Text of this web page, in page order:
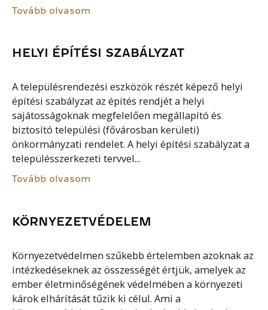
Tovább olvasom
HELYI ÉPÍTÉSI SZABÁLYZAT
A településrendezési eszközök részét képező helyi
építési szabályzat az építés rendjét a helyi
sajátosságoknak megfelelően megállapító és
biztosító települési (fővárosban kerületi)
önkormányzati rendelet. A helyi építési szabályzat a
településszerkezeti tervvel...
Tovább olvasom
KÖRNYEZETVÉDELEM
Környezetvédelmen szűkebb értelemben azoknak az
intézkedéseknek az összességét értjük, amelyek az
ember életminőségének védelmében a környezeti
károk elhárítását tűzik ki célul. Ami a